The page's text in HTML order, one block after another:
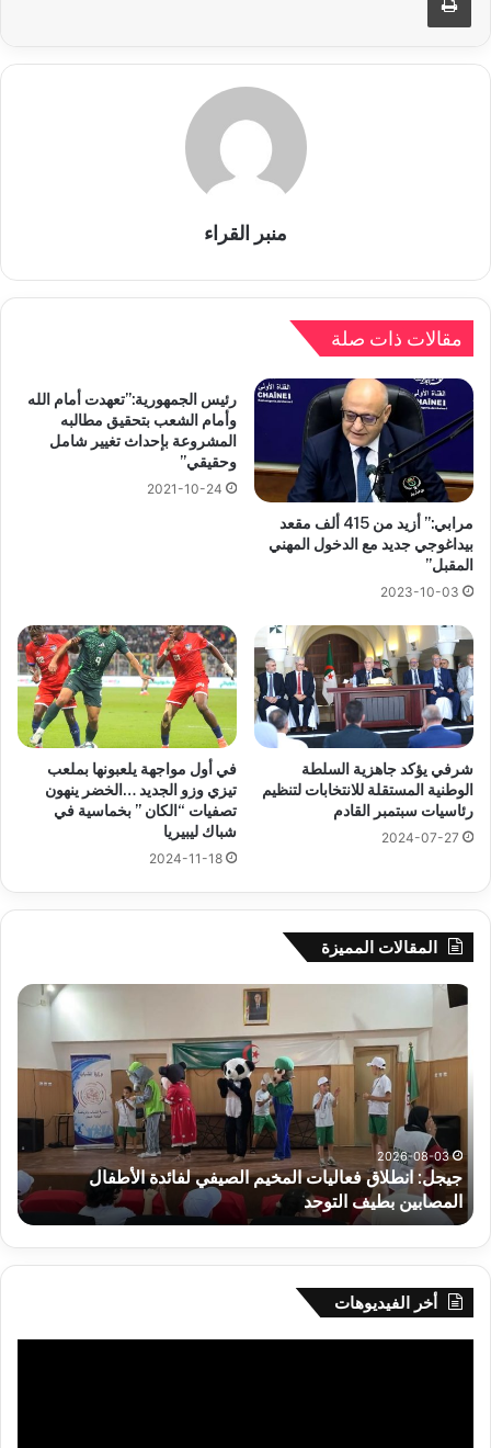
منبر القراء
مقالات ذات صلة
مرابي:” أزيد من 415 ألف مقعد
بيداغوجي جديد مع الدخول المهني
المقبل”
2023-10-03
رئيس الجمهورية:”تعهدت أمام الله
وأمام الشعب بتحقيق مطالبه
المشروعة بإحداث تغيير شامل
وحقيقي”
2021-10-24
شرفي يؤكد جاهزية السلطة
الوطنية المستقلة للانتخابات لتنظيم
رئاسيات سبتمبر القادم
2024-07-27
في أول مواجهة يلعبونها بملعب
تيزي وزو الجديد …الخضر ينهون
تصفيات “الكان ” بخماسية في
شباك ليبيريا
2024-11-18
المقالات المميزة
المخيم الصيفي لفائدة الأطفال
الدور
التمهيدي
لأبطال
إفريقيا
وكأس
الكونفدرالية
يوم
الخميس
بالقاهرة
2026-08-03
سحب قرعة الدور
يوم الخميس بالقاهرة
أخر الفيديوهات